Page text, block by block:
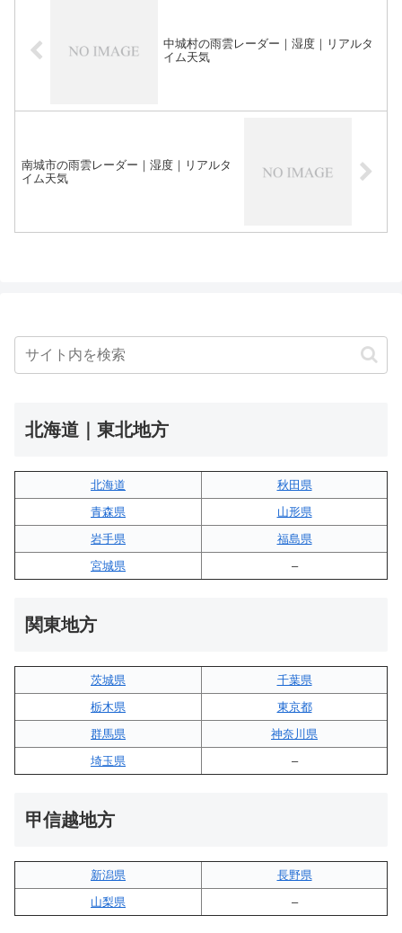
中城村の雨雲レーダー｜湿度｜リアルタ
イム天気
南城市の雨雲レーダー｜湿度｜リアルタ
イム天気
北海道｜東北地方
北海道
秋田県
青森県
山形県
岩手県
福島県
宮城県
–
関東地方
茨城県
千葉県
栃木県
東京都
群馬県
神奈川県
埼玉県
–
甲信越地方
新潟県
長野県
山梨県
–